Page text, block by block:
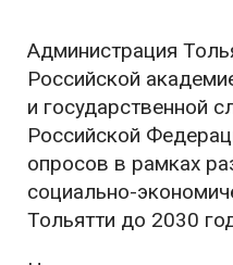
Администрация
Российской
и государственной
Российской
опросов в рамках
социально-
Тольятти до 2030